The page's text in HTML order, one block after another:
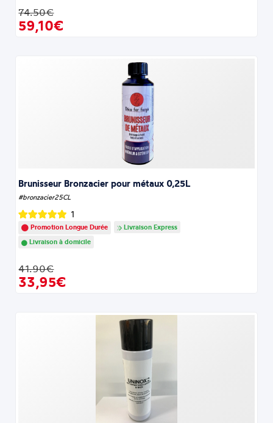
74.50€
59,10€
Brunisseur Bronzacier pour métaux 0,25L
#bronzacier25CL
1
Promotion Longue Durée
Livraison Express
Livraison à domicile
41.90€
33,95€